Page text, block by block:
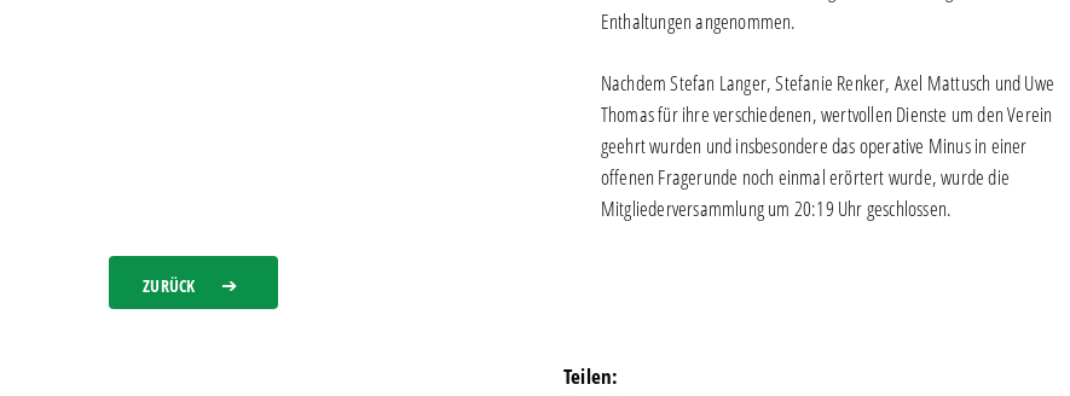
Enthaltungen angenommen.
Nachdem Stefan Langer, Stefanie Renker, Axel Mattusch und Uwe
Thomas für ihre verschiedenen, wertvollen Dienste um den Verein
geehrt wurden und insbesondere das operative Minus in einer
offenen Fragerunde noch einmal erörtert wurde, wurde die
Mitgliederversammlung um 20:19 Uhr geschlossen.
ZURÜCK
Teilen: